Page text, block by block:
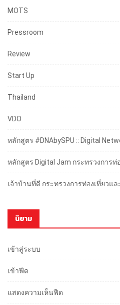
MOTS
Pressroom
Review
Start Up
Thailand
VDO
หลักสูตร #DNAbySPU :: Digital
หลักสูตร Digital Jam กระทรวงการท่
เจ้าบ้านที่ดี กระทรวงการท่องเที่ยวแล
นิยาม
เข้าสู่ระบบ
เข้าฟีด
แสดงความเห็นฟีด